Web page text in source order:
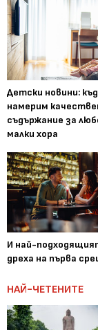
Детски новини:
намерим
съдържание за
малки хора
И най-
дреха на първа
НАЙ-ЧЕТЕНИТЕ